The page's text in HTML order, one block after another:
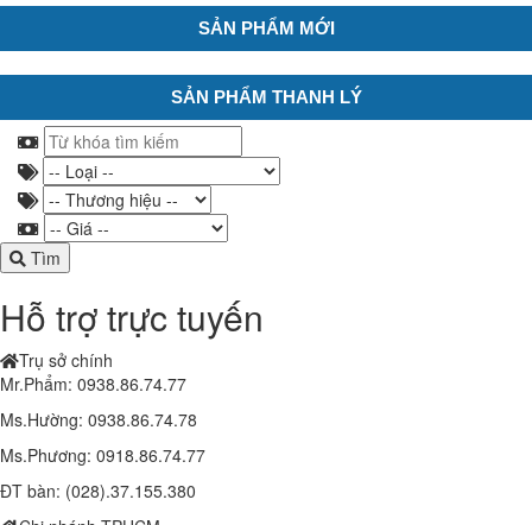
SẢN PHẨM MỚI
SẢN PHẨM THANH LÝ
Tìm
Hỗ trợ trực tuyến
Trụ sở chính
Mr.Phẩm: 0938.86.74.77
Ms.Hường: 0938.86.74.78
Ms.Phương: 0918.86.74.77
ĐT bàn: (028).37.155.380